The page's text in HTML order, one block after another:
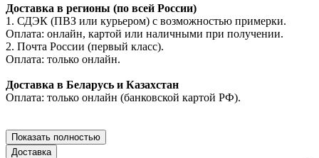
Доставка в регионы (по всей России)
1. СДЭК (ПВЗ или курьером) с возможностью примерки.
Оплата: онлайн, картой или наличными при получении.
2. Почта России (первый класс).
Оплата: только онлайн.
Доставка в Беларусь и Казахстан
Оплата: только онлайн (банковской картой РФ).
Показать полностью
Доставка